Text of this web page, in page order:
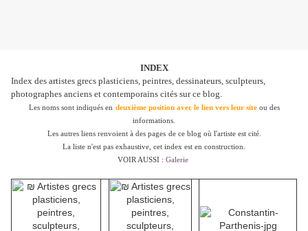
INDEX
Index des artistes grecs plasticiens, peintres, dessinateurs, sculpteurs,
photographes anciens et contemporains cités sur ce blog.
Les noms sont indiqués en deuxième position avec le lien vers leur siteou des
informations.
Les autres liens renvoient à des pages de ce blog où l'artiste est cité.
La liste n'est pas exhaustive, cet index est en construction.
VOIR AUSSI : Galerie